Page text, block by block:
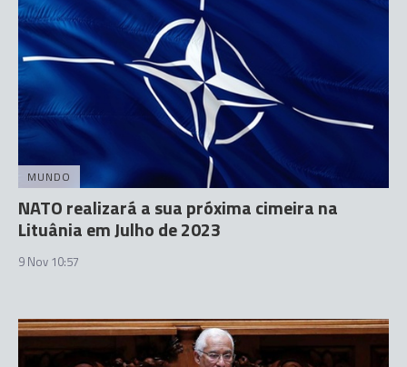
MUNDO
NATO realizará a sua próxima cimeira na
Lituânia em Julho de 2023
9 Nov 10:57